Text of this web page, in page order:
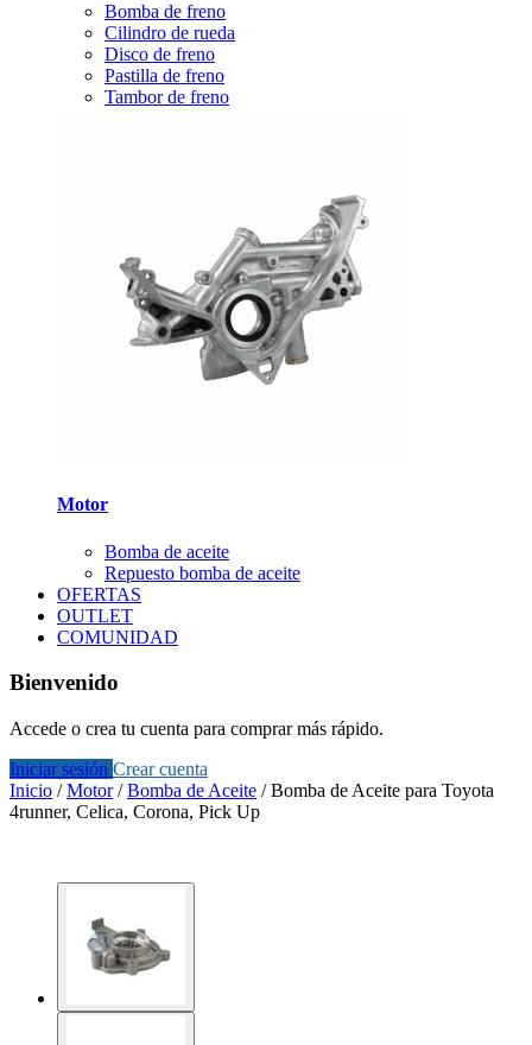
Bomba de freno
Cilindro de rueda
Disco de freno
Pastilla de freno
Tambor de freno
Motor
Bomba de aceite
Repuesto bomba de aceite
OFERTAS
OUTLET
COMUNIDAD
Bienvenido
Accede o crea tu cuenta para comprar más rápido.
Iniciar sesión Crear cuenta
Inicio /Motor/Bomba de Aceite /Bomba de Aceite para Toyota
4runner, Celica, Corona, Pick Up